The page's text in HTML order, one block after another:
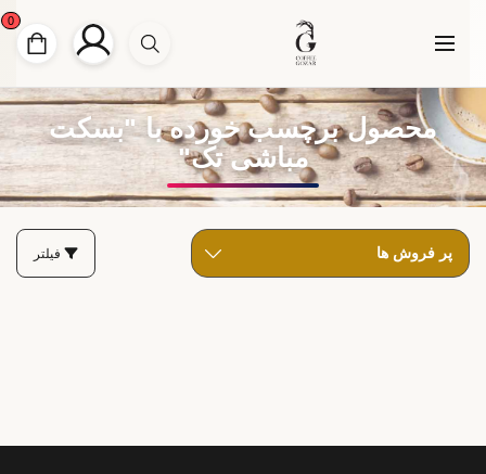
0
محصول برچسب خورده با "بسکت
مباشی تک"
فیلتر